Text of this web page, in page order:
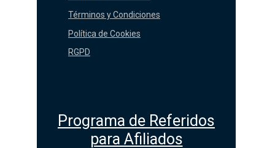
RGPD
Política de Cookies
Términos y Condiciones
Programa de Referidos
para Afiliados